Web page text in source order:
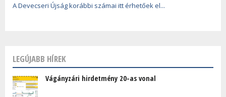
A Devecseri Újság korábbi számai itt érhetőek el...
LEGÚJABB HÍREK
Vágányzári hirdetmény 20-as vonal